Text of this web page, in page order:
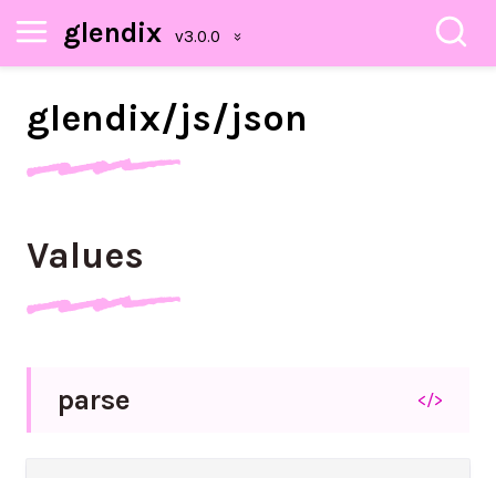
glendix
glendix/js/json
Values
parse </>